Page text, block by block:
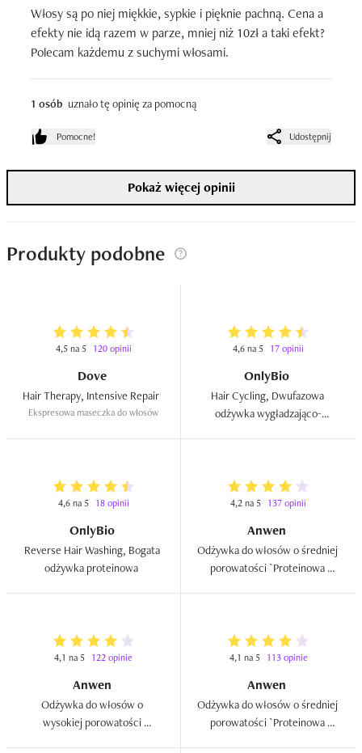
Włosy są po niej miękkie, sypkie i pięknie pachną. Cena a
efekty nie idą razem w parze, mniej niż 10zł a taki efekt?
Polecam każdemu z suchymi włosami.
1 osób uznało tę opinię za pomocną
Pomocne! Udostępnij
Pokaż więcej opinii
Produkty podobne
4,5 na 5 120 opinii
Dove
Ekspresowa maseczka do włosów
4,6 na 5 17 opinii
OnlyBio
Hair Cycling, Dwufazowa
odżywka wygładzająco-
4,6 na 5 18 opinii
OnlyBio
Reverse Hair Washing, Bogata
4,2 na 5 137 opinii
Anwen
Odżywka do włosów o średniej
porowatości `Proteinowa
4,1 na 5 122 opinie
Anwen
Odżywka do włosów o
wysokiej porowatości
4,1 na 5 113 opinie
Anwen
Odżywka do włosów o średniej
porowatości `Proteinowa